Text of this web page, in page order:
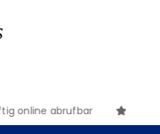
online abrufbar